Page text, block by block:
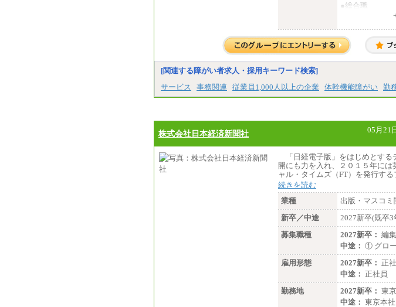
●総合職
月給250,000
000円(※3)、
5）
5）
※3…愛知県、
※4…北海道、
野県、新潟県
島県、山口県
※5…青森県、鳥
知県、大分県、
児島県、沖縄県
・月給には一
00円、
5…23,000円）
・試用期間中
●基幹職（地域
・大学・院卒／
※勤務地により
〈東京
0 円 〈大阪・
〈愛知
〈福岡〉
[関連する障がい者求人・採用キーワード検索]
サービス
事務関連 従業員1,000人以上の企業 体幹機能障がい 勤
株式会社日本経済新聞社 05月21
「日経電子版」をはじめとする
開にも力を入れ、２０１５年に
ャル・タイムズ（FT）を発行する
続きを読む
業種
出版・マスコ
新卒／中途
2027新卒(既卒
募集職種
2027新卒： 編
中途： ① グロ
雇用形態
2027新卒： 正
中途： 正社員
勤務地
2027新卒： 東
中途： 東京本